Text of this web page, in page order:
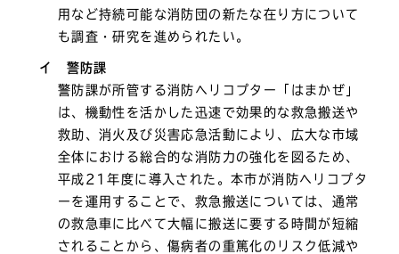
用など持続可能な消防団の新たな在り方について
も調査・研究を進められたい。
イ 警防課
警防課が所管する消防ヘリコプター「はまかぜ」
は、機動性を活かした迅速で効果的な救急搬送や
救助、消火及び災害応急活動により、広大な市域
全体における総合的な消防力の強化を図るため、
平成21年度に導入された。本市が消防ヘリコプタ
ーを運用することで、救急搬送については、通常
の救急車に比べて大幅に搬送に要する時間が短縮
されることから、傷病者の重篤化のリスク低減や